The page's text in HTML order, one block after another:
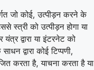
जो कोई, उत्पीड़न करने के
स्त्री को उत्पीड़न होगा या
यंत्र द्वारा या इंटरनेट को
द्वारा कोई टिप्पणी,
करता है, याचना करता है या